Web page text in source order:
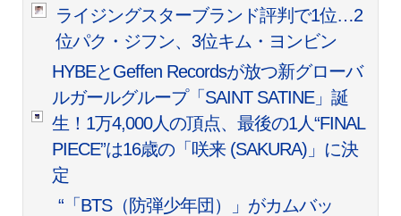
ライジングスターブランド評判で1位…2
位パク・ジフン、3位キム・ヨンビン
HYBEとGeffen Recordsが放つ新グローバ
ルガールグループ「SAINT SATINE」誕
生！1万4,000人の頂点、最後の1人“FINAL
PIECE”は16歳の「咲来 (SAKURA)」に決
定
“「BTS（防弾少年団）」がカムバッ